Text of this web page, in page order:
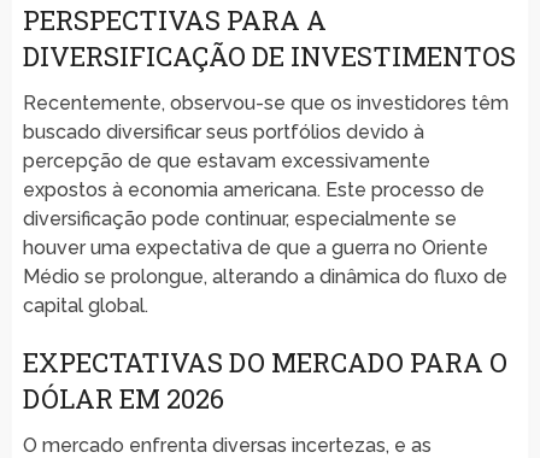
PERSPECTIVAS PARA A
DIVERSIFICAÇÃO DE INVESTIMENTOS
Recentemente, observou-se que os investidores têm
buscado diversificar seus portfólios devido à
percepção de que estavam excessivamente
expostos à economia americana. Este processo de
diversificação pode continuar, especialmente se
houver uma expectativa de que a guerra no Oriente
Médio se prolongue, alterando a dinâmica do fluxo de
capital global.
EXPECTATIVAS DO MERCADO PARA O
DÓLAR EM 2026
O mercado enfrenta diversas incertezas, e as